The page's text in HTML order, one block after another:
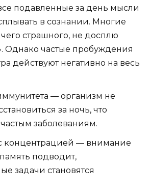
подавленные за день мысли
в сознании. Многие
страшного, не досплю
Однако частые пробуждения
действуют негативно на весь
— организм не
за ночь, что
заболеваниям.
концентрацией — внимание
подводит,
задачи становятся